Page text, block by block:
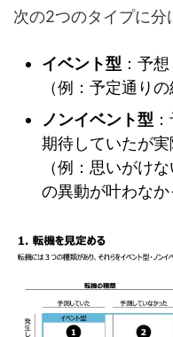
次の2つのタイプに分
イベント型 ：予
（例：予定通り
ノンイベント型
期待していたが
（例：思いがけ
の異動が叶わなか